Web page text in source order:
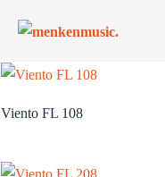
Inhalt
springen
Viento FL 108